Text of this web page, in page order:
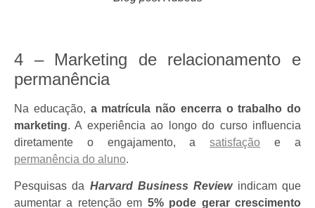
4 – Marketing de relacionamento e
permanência
Na educação, a matrícula não encerra o trabalho do
marketing. A experiência ao longo do curso influencia
diretamente o engajamento, asatisfação e a
permanência do aluno.
Pesquisas da Harvard Business Reviewindicam que
aumentar a retenção em 5% pode gerar crescimento